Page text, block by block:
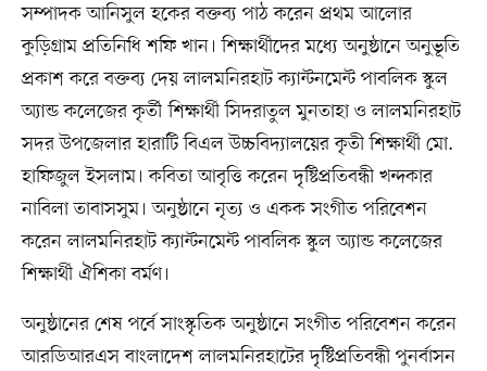
সম্পাদক আনিসুল হকের বক্তব্য পাঠ করেন প্রথম আলোর
কুড়িগ্রাম প্রতিনিধি শফি খান। শিক্ষার্থীদের মধ্যে অনুষ্ঠানে অনুভূতি
প্রকাশ করে বক্তব্য দেয় লালমনিরহাট ক্যান্টনমেন্ট পাবলিক স্কুল
অ্যান্ড কলেজের কৃর্তী শিক্ষার্থী সিদরাতুল মুনতাহা ও লালমনিরহাট
সদর উপজেলার হারাটি বিএল উচ্চবিদ্যালয়ের কৃতী শিক্ষার্থী মো.
হাফিজুল ইসলাম। কবিতা আবৃত্তি করেন দৃষ্টিপ্রতিবন্ধী খন্দকার
নাবিলা তাবাসসুম। অনুষ্ঠানে নৃত্য ও একক সংগীত পরিবেশন
করেন লালমনিরহাট ক্যান্টনমেন্ট পাবলিক স্কুল অ্যান্ড কলেজের
শিক্ষার্থী ঐশিকা বর্মণ।
অনুষ্ঠানের শেষ পর্বে সাংস্কৃতিক অনুষ্ঠানে সংগীত পরিবেশন করেন
আরডিআরএস বাংলাদেশ লালমনিরহাটের দৃষ্টিপ্রতিবন্ধী পুনর্বাসন